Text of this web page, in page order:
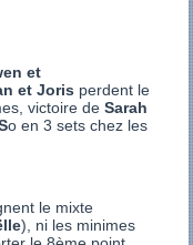
et
et Joris perdent le
victoire deSarah
o en 3 sets chez les
le mixte
), ni les minimes